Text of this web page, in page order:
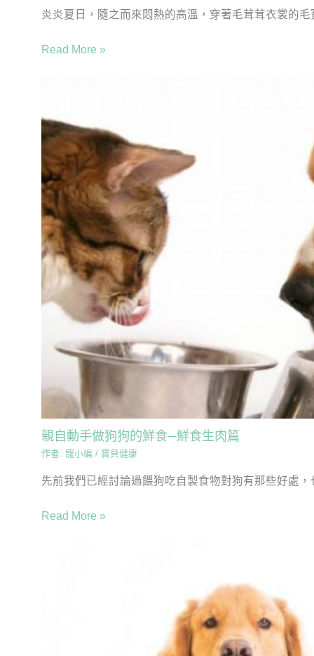
炎炎夏日，隨之而來悶熱的高溫，穿著毛茸茸衣裳的
Read More »
親自動手做狗狗的鮮食─鮮食生肉篇
作者: 寵小編 / 寶貝健康
先前我們已經討論過餵狗吃自製食物對狗有那些好處
Read More »